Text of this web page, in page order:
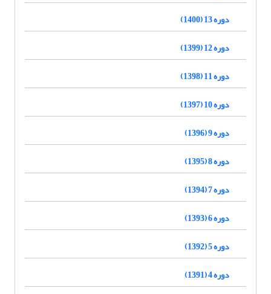
دوره 13 (1400)
دوره 12 (1399)
دوره 11 (1398)
دوره 10 (1397)
دوره 9 (1396)
دوره 8 (1395)
دوره 7 (1394)
دوره 6 (1393)
دوره 5 (1392)
دوره 4 (1391)